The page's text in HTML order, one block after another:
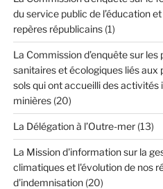
du service public de l’éducation
repères républicains(1)
La Commission d’enquête sur les
sanitaires et écologiques liés aux
sols qui ont accueilli des activités
minières(20)
La Délégation à l’Outre-mer(13)
La Mission d'information sur la
climatiques et l'évolution de nos
d'indemnisation(20)